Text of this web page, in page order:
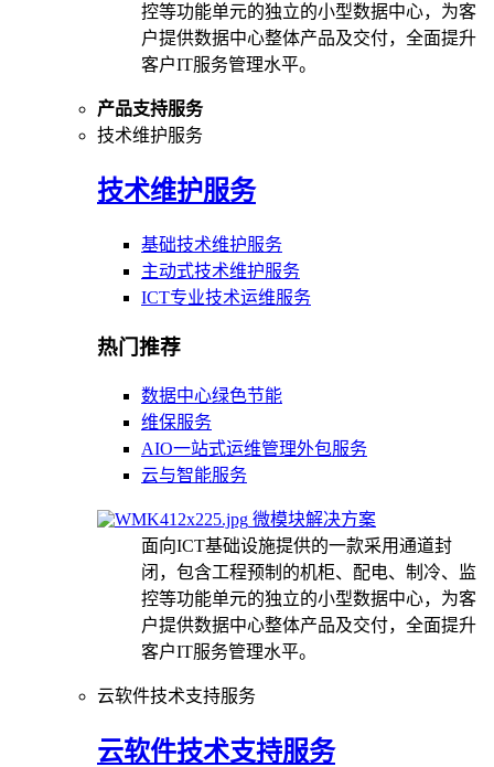
控等功能单元的独立的小型数据中心，为客
户提供数据中心整体产品及交付，全面提升
客户IT服务管理水平。
产品支持服务
技术维护服务
技术维护服务
基础技术维护服务
主动式技术维护服务
ICT专业技术运维服务
热门推荐
数据中心绿色节能
维保服务
AIO一站式运维管理外包服务
云与智能服务
微模块解决方案
面向ICT基础设施提供的一款采用通道封
闭，包含工程预制的机柜、配电、制冷、监
控等功能单元的独立的小型数据中心，为客
户提供数据中心整体产品及交付，全面提升
客户IT服务管理水平。
云软件技术支持服务
云软件技术支持服务